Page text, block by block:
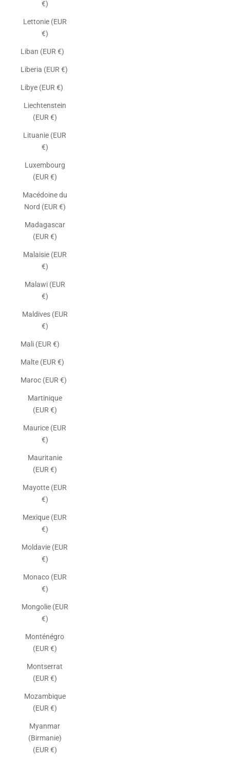
€)
Lettonie (EUR
€)
Liban (EUR €)
Liberia (EUR €)
Libye (EUR €)
Liechtenstein
(EUR €)
Lituanie (EUR
€)
Luxembourg
(EUR €)
Macédoine du
Nord (EUR €)
Madagascar
(EUR €)
Malaisie (EUR
€)
Malawi (EUR
€)
Maldives (EUR
€)
Mali (EUR €)
Malte (EUR €)
Maroc (EUR €)
Martinique
(EUR €)
Maurice (EUR
€)
Mauritanie
(EUR €)
Mayotte (EUR
€)
Mexique (EUR
€)
Moldavie (EUR
€)
Monaco (EUR
€)
Mongolie (EUR
€)
Monténégro
(EUR €)
Montserrat
(EUR €)
Mozambique
(EUR €)
Myanmar
(Birmanie)
(EUR €)